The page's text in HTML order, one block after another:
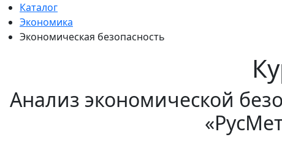
Каталог
Экономика
Экономическая безопасность
Анализ экономической